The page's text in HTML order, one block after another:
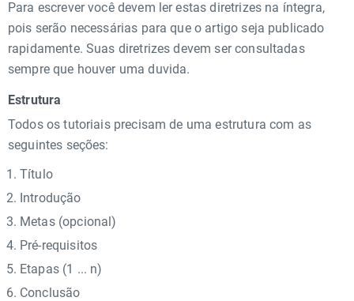
Para escrever você devem ler estas diretrizes na íntegra,
pois serão necessárias para que o artigo seja publicado
rapidamente. Suas diretrizes devem ser consultadas
sempre que houver uma duvida.
Estrutura
Todos os tutoriais precisam de uma estrutura com as
seguintes seções:
Título
Introdução
Metas (opcional)
Pré-requisitos
Etapas (1 ... n)
Conclusão